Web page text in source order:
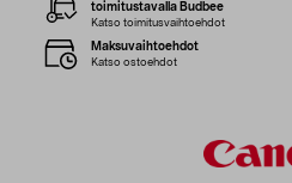
toimitustavalla Budbee
Katso toimitusvaihtoehdot
Maksuvaihtoehdot
Katso ostoehdot